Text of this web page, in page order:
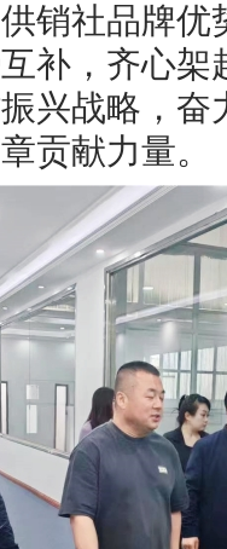
销社品牌优
补，齐心架
兴战略，奋
贡献力量。